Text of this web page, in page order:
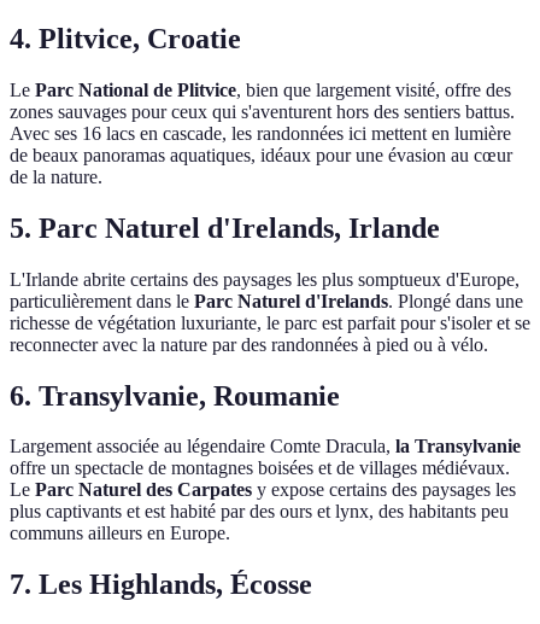
4. Plitvice, Croatie
Le Parc National de Plitvice, bien que largement visité, offre des
zones sauvages pour ceux qui s'aventurent hors des sentiers battus.
Avec ses 16 lacs en cascade, les randonnées ici mettent en lumière
de beaux panoramas aquatiques, idéaux pour une évasion au cœur
de la nature.
5. Parc Naturel d'Irelands, Irlande
L'Irlande abrite certains des paysages les plus somptueux d'Europe,
particulièrement dans le Parc Naturel d'Irelands. Plongé dans une
richesse de végétation luxuriante, le parc est parfait pour s'isoler et se
reconnecter avec la nature par des randonnées à pied ou à vélo.
6. Transylvanie, Roumanie
Largement associée au légendaire Comte Dracula, la Transylvanie
offre un spectacle de montagnes boisées et de villages médiévaux.
Le Parc Naturel des Carpates y expose certains des paysages les
plus captivants et est habité par des ours et lynx, des habitants peu
communs ailleurs en Europe.
7. Les Highlands, Écosse